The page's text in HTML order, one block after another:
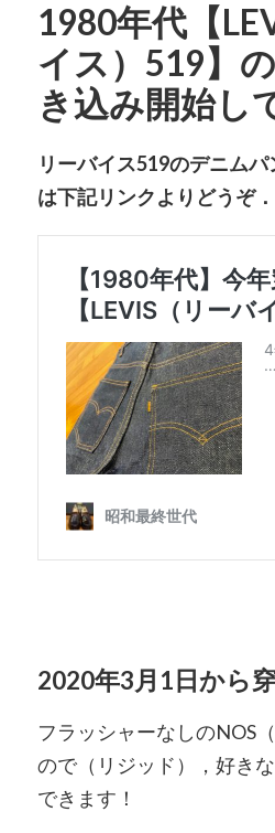
1980年代【
イス）519】
き込み開始し
リーバイス519のデニム
は下記リンクよりどうぞ．
2020年3月1日から
フラッシャーなしのNOS
ので（リジッド），好き
できます！